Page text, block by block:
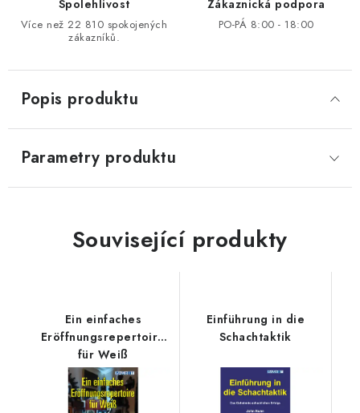
Spolehlivost
Více než 22 810 spokojených
zákazníků.
Zákaznická podpora
PO-PÁ 8:00 - 18:00
Popis produktu
Parametry produktu
Související produkty
Ein einfaches
Eröffnungsrepertoire
für Weiß
Einführung in die
Schachtaktik